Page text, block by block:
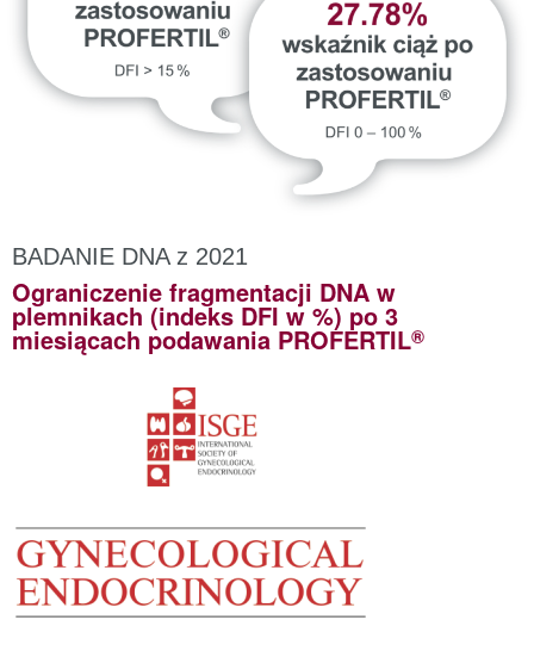
BADANIE DNA z 2021
Ograniczenie fragmentacji DNA w
plemnikach (indeks DFI w %) po 3
miesiącach podawania PROFERTIL®